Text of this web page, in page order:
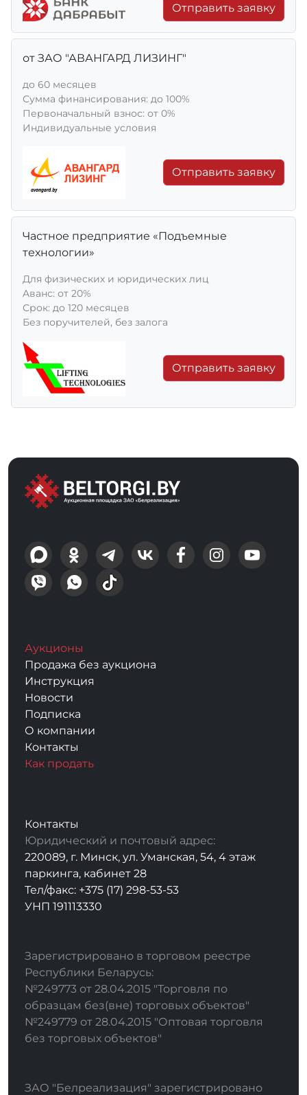
Отправить заявку
от ЗАО "АВАНГАРД ЛИЗИНГ"
до 60 месяцев
Сумма финансирования: до 100%
Первоначальный взнос: от 0%
Индивидуальные условия
Отправить заявку
Частное предприятие «Подъемные
технологии»
Для физических и юридических лиц
Aванс: от 20%
Срок: до 120 месяцев
Без поручителей, без залога
Отправить заявку
Аукционы
Продажа без аукциона
Инструкция
Новости
Подписка
О компании
Контакты
Как продать
Контакты
Юридический и почтовый адрес:
220089, г. Минск, ул. Уманская, 54, 4 этаж
паркинга, кабинет 28
Тел/факс: +375 (17) 298-53-53
УНП 191113330
Зарегистрировано в торговом реестре
Республики Беларусь:
№249773 от 28.04.2015 "Торговля по
образцам без(вне) торговых объектов"
№249779 от 28.04.2015 "Оптовая торговля
без торговых объектов"
ЗАО "Белреализация" зарегистрировано